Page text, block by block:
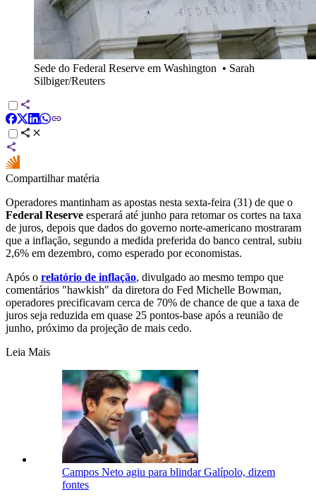
Sede do Federal Reserve em Washington • Sarah
Silbiger/Reuters
Compartilhar matéria
Operadores mantinham as apostas nesta sexta-feira (31) de que o
Federal Reserve esperará até junho para retomar os cortes na taxa
de juros, depois que dados do governo norte-americano mostraram
que a inflação, segundo a medida preferida do banco central, subiu
2,6% em dezembro, como esperado por economistas.
Após o relatório de inflação, divulgado ao mesmo tempo que
comentários "hawkish" da diretora do Fed Michelle Bowman,
operadores precificavam cerca de 70% de chance de que a taxa de
juros seja reduzida em quase 25 pontos-base após a reunião de
junho, próximo da projeção de mais cedo.
Leia Mais
Campos Neto agiu para blindar Galípolo, dizem
fontes